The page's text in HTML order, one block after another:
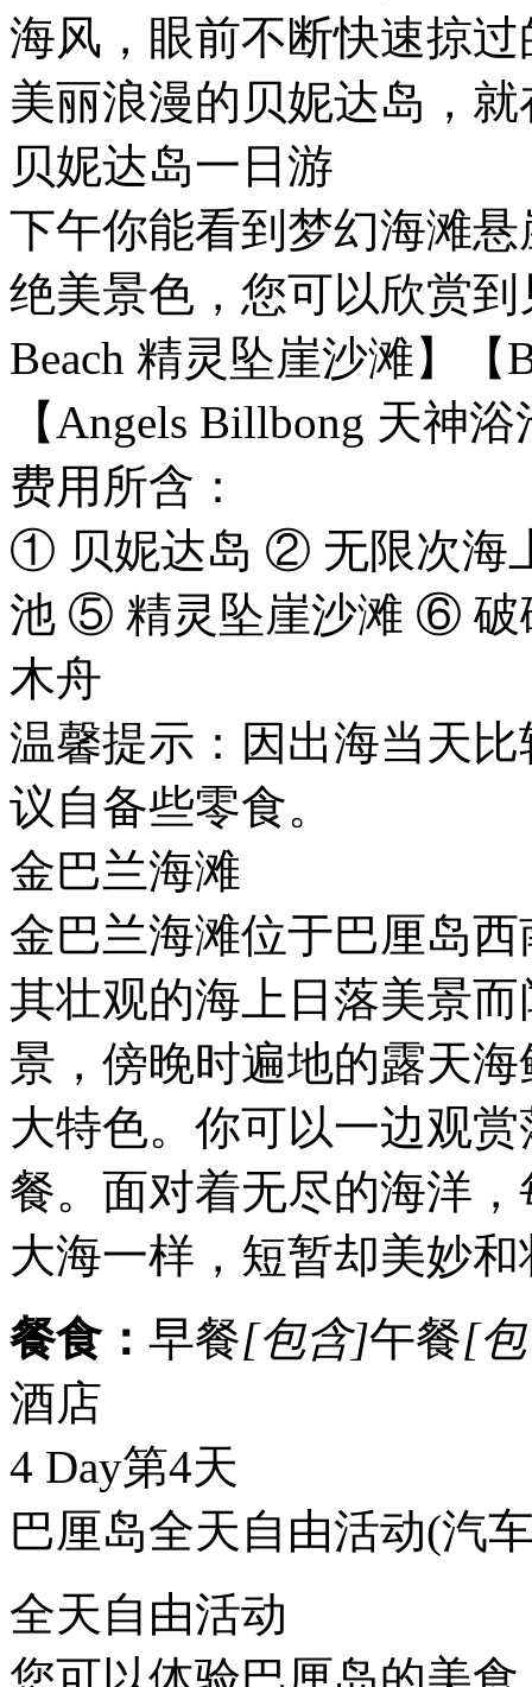
海风，眼前不断快速掠
美丽浪漫的贝妮达岛，
贝妮达岛一日游
下午你能看到梦幻海滩
绝美景色，您可以欣赏
Beach 精灵坠崖沙滩】【
【Angels Billbong 天神
费用所含：
① 贝妮达岛 ② 无限次海
池 ⑤ 精灵坠崖沙滩 ⑥
木舟
温馨提示：因出海当天
议自备些零食。
金巴兰海滩
金巴兰海滩位于巴厘岛
其壮观的海上日落美景
景，傍晚时遍地的露天
大特色。你可以一边观
餐。面对着无尽的海洋
大海一样，短暂却美妙
餐食： 早餐[包含]午餐[
酒店
4 Day第4天
巴厘岛全天自由活动(汽
全天自由活动